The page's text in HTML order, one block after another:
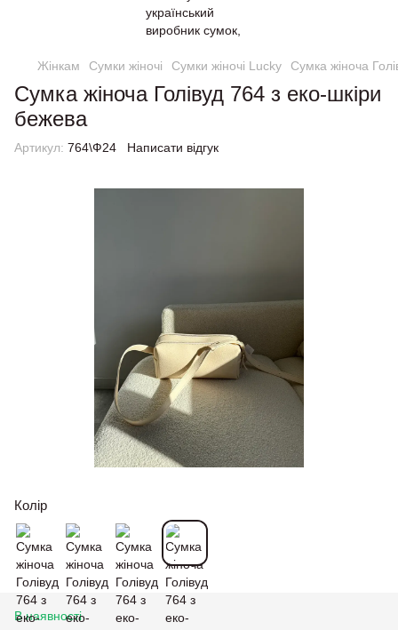
Жінкам Сумки жіночі Сумки жіночі Lucky Сумка жіноча
Сумка жіноча Голівуд 764 з еко-шкіри
бежева
Артикул: 764\Ф24 Написати відгук
Колір
В наявності